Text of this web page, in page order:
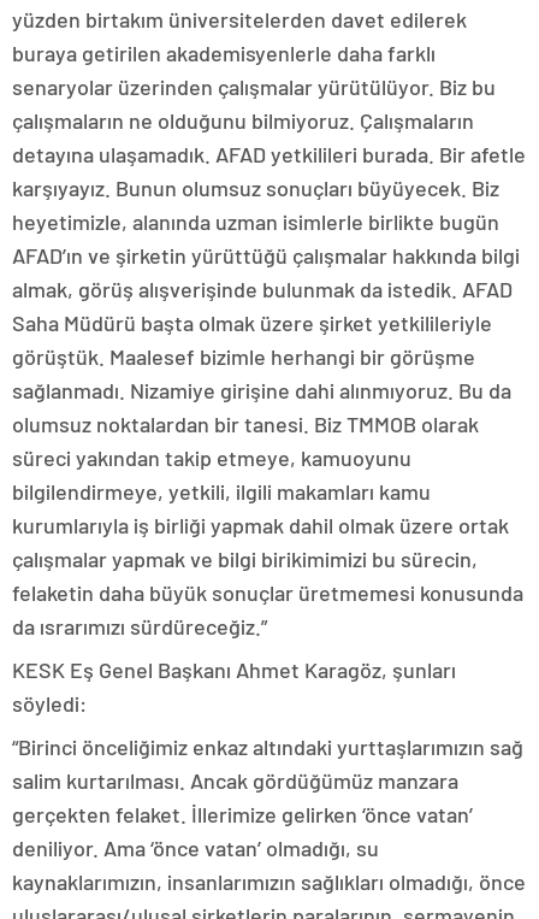
yüzden birtakım üniversitelerden davet edilerek
buraya getirilen akademisyenlerle daha farklı
senaryolar üzerinden çalışmalar yürütülüyor. Biz bu
çalışmaların ne olduğunu bilmiyoruz. Çalışmaların
detayına ulaşamadık. AFAD yetkilileri burada. Bir afetle
karşıyayız. Bunun olumsuz sonuçları büyüyecek. Biz
heyetimizle, alanında uzman isimlerle birlikte bugün
AFAD’ın ve şirketin yürüttüğü çalışmalar hakkında bilgi
almak, görüş alışverişinde bulunmak da istedik. AFAD
Saha Müdürü başta olmak üzere şirket yetkilileriyle
görüştük. Maalesef bizimle herhangi bir görüşme
sağlanmadı. Nizamiye girişine dahi alınmıyoruz. Bu da
olumsuz noktalardan bir tanesi. Biz TMMOB olarak
süreci yakından takip etmeye, kamuoyunu
bilgilendirmeye, yetkili, ilgili makamları kamu
kurumlarıyla iş birliği yapmak dahil olmak üzere ortak
çalışmalar yapmak ve bilgi birikimimizi bu sürecin,
felaketin daha büyük sonuçlar üretmemesi konusunda
da ısrarımızı sürdüreceğiz.”
KESK Eş Genel Başkanı Ahmet Karagöz, şunları
söyledi:
“Birinci önceliğimiz enkaz altındaki yurttaşlarımızın sağ
salim kurtarılması. Ancak gördüğümüz manzara
gerçekten felaket. İllerimize gelirken ‘önce vatan’
deniliyor. Ama ‘önce vatan’ olmadığı, su
kaynaklarımızın, insanlarımızın sağlıkları olmadığı, önce